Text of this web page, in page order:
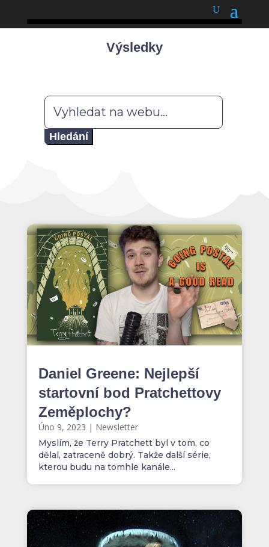
Výsledky
Hledat:
Daniel Greene: Nejlepší
startovní bod Pratchettovy
Zeměplochy?
Úno 9, 2023 | Newsletter
Myslím, že Terry Pratchett byl v tom, co
dělal, zatraceně dobrý. Takže další série,
kterou budu na tomhle kanále...